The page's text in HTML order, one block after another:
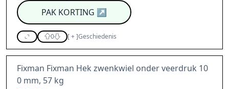
PAK KORTING ↗
0 [+]Geschiedenis
Fixman Fixman Hek zwenkwiel onder veerdruk 10
0 mm, 57 kg